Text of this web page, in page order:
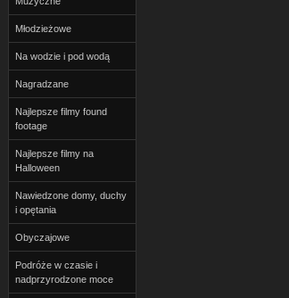
Młodzieżowe
Na wodzie i pod wodą
Nagradzane
Najlepsze filmy found
footage
Najlepsze filmy na
Halloween
Nawiedzone domy, duchy
i opętania
Obyczajowe
Podróże w czasie i
nadprzyrodzone moce